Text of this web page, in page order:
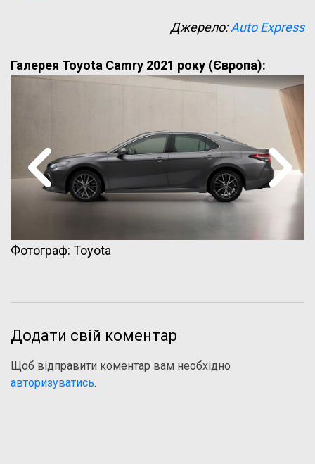
Джерело:Auto Express
Галерея Toyota Camry 2021 року (Європа):
Фотограф: Toyota
Додати свій коментар
Щоб відправити коментар вам необхідно
авторизуватись.